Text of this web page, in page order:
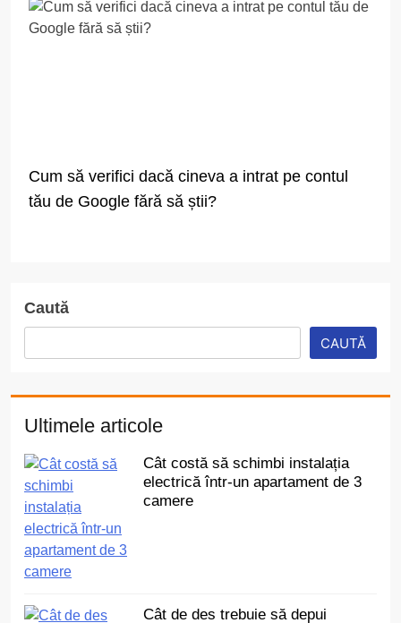
Cum să verifici dacă cineva a intrat pe contul
tău de Google fără să știi?
Caută
CAUTĂ
Ultimele articole
Cât costă să schimbi instalația
electrică într-un apartament de 3
camere
Cât de des trebuie să depui